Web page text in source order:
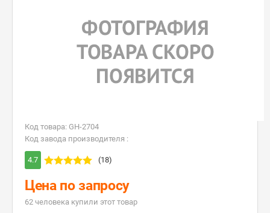
Код товара: GH-2704
Код завода производителя :
4.7 (18)
Цена по запросу
62 человекa купили этот товар